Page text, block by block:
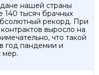
нашей страны
140 тысяч брачных
рекорд. При
выросло на
что такой
год пандемии и
мер.